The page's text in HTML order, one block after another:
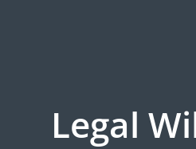
Legal